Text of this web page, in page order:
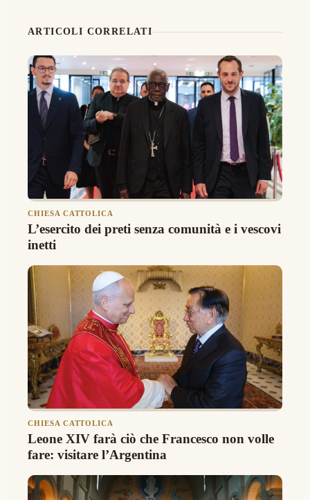
ARTICOLI CORRELATI
CHIESA CATTOLICA
L’esercito dei preti senza comunità e i vescovi
inetti
CHIESA CATTOLICA
Leone XIV farà ciò che Francesco non volle
fare: visitare l’Argentina